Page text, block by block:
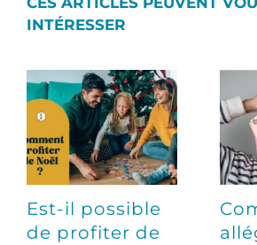
INTÉRESSER
Est-il possible
de profiter de